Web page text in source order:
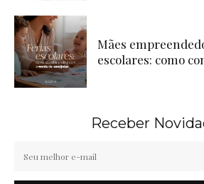
Mães
escolares: como
Receber